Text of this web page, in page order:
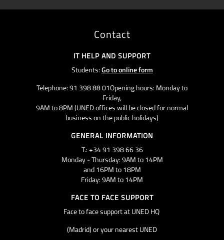
Contact
IT HELP AND SUPPORT
Students:Go to online form
Telephone: 91 398 88 01Opening hours: Monday to
Friday,
9AM to 8PM (UNED offices will be closed for normal
business on the public holidays)
GENERAL INFORMATION
T.: +34 91 398 66 36
Monday - Thursday: 9AM to 14PM
and 16PM to 18PM
Friday: 9AM to 14PM
FACE TO FACE SUPPORT
Face to face support at UNED HQ
(Madrid) or your nearest UNED